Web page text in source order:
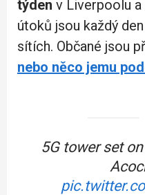
týden v Liverpoolu a
útoků jsou každý
sítích. Občané jsou
nebo něco jemu
5G tower set